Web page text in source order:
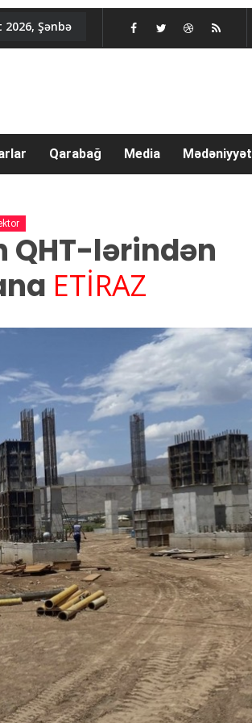
2026, Şənbə
Qarabağ Media Mədəniyyət
QHT-lərindən
ETİRAZ